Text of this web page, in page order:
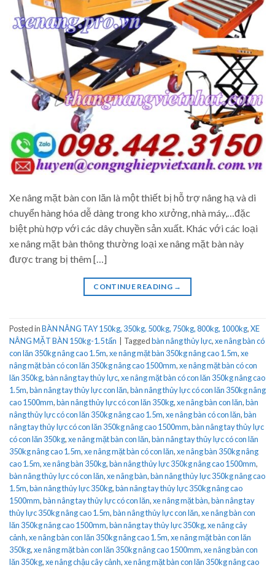
Xe nâng mặt bàn con lăn là một thiết bị hỗ trợ nâng hạ và di
chuyển hàng hóa dễ dàng trong kho xưởng, nhà máy,…đặc
biệt phù hợp với các dây chuyền sản xuất. Khác với các loại
xe nâng mặt bàn thông thường loại xe nâng mặt bàn này
được trang bị thêm […]
CONTINUE READING →
Posted inBÀN NÂNG TAY 150kg, 350kg, 500kg, 750kg, 800kg, 1000kg,XE
NÂNG MẶT BÀN 150kg-1.5 tấn
Taggedbàn nâng thủy lực,xe nâng bàn có
con lăn 350kg nâng cao 1.5m,xe nâng mặt bàn 350kg nâng cao 1.5m,xe
nâng mặt bàn có con lăn 350kg nâng cao 1500mm,xe nâng mặt bàn có con
lăn 350kg,bàn nâng tay thủy lực,xe nâng mặt bàn có con lăn 350kg nâng cao
1.5m,bàn nâng tay thủy lực con lăn,bàn nâng thủy lực có con lăn 350kg nâng
cao 1500mm,bàn nâng thủy lực có con lăn 350kg,xe nâng bàn con lăn,bàn
nâng thủy lực có con lăn 350kg nâng cao 1.5m,xe nâng bàn có con lăn,bàn
nâng tay thủy lực có con lăn 350kg nâng cao 1500mm,bàn nâng tay thủy lực
có con lăn 350kg,xe nâng mặt bàn con lăn,bàn nâng tay thủy lực có con lăn
350kg nâng cao 1.5m,xe nâng mặt bàn có con lăn,xe nâng bàn 350kg nâng
cao 1.5m,xe nâng bàn 350kg,bàn nâng thủy lực 350kg nâng cao 1500mm,
bàn nâng thủy lực có con lăn,xe nâng bàn,bàn nâng thủy lực 350kg nâng cao
1.5m,bàn nâng thủy lực 350kg,bàn nâng tay thủy lực 350kg nâng cao
1500mm,bàn nâng tay thủy lực có con lăn,xe nâng mặt bàn,bàn nâng tay
thủy lực 350kg nâng cao 1.5m,bàn nâng thủy lực con lăn,xe nâng bàn con
lăn 350kg nâng cao 1500mm,bàn nâng tay thủy lực 350kg,xe nâng cây
cảnh,xe nâng bàn con lăn 350kg nâng cao 1.5m,xe nâng mặt bàn con lăn
350kg,xe nâng mặt bàn con lăn 350kg nâng cao 1500mm,xe nâng bàn con
lăn 350kg,xe nâng chậu cây cảnh,xe nâng mặt bàn con lăn 350kg nâng cao